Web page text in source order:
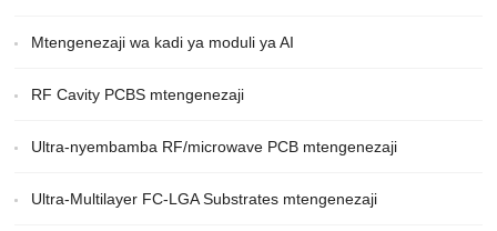
Mtengenezaji wa kadi ya moduli ya AI
RF Cavity PCBS mtengenezaji
Ultra-nyembamba RF/microwave PCB mtengenezaji
Ultra-Multilayer FC-LGA Substrates mtengenezaji